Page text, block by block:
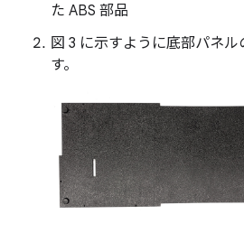
た ABS 部品
図 3 に示すように底部パネ
す。